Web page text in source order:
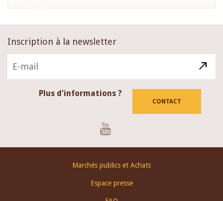
Inscription à la newsletter
Plus d'informations ?
CONTACT
Marchés publics et Achats
Espace presse